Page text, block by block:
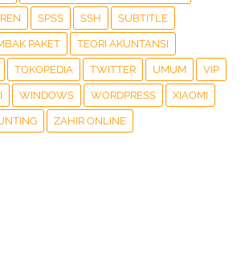
SPSS SSH SUBTITLE
PAKET TEORI AKUNTANSI
TOKOPEDIA TWITTER UMUM VIP
WINDOWS WORDPRESS XIAOMI
ZAHIR ONLINE